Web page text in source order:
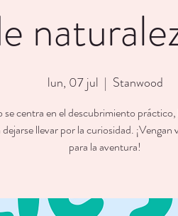
lun, 07 jul
  |
Stanwood
se centra en el descubrimiento práctico,
llevar por la curiosidad. ¡Vengan
para la aventura!